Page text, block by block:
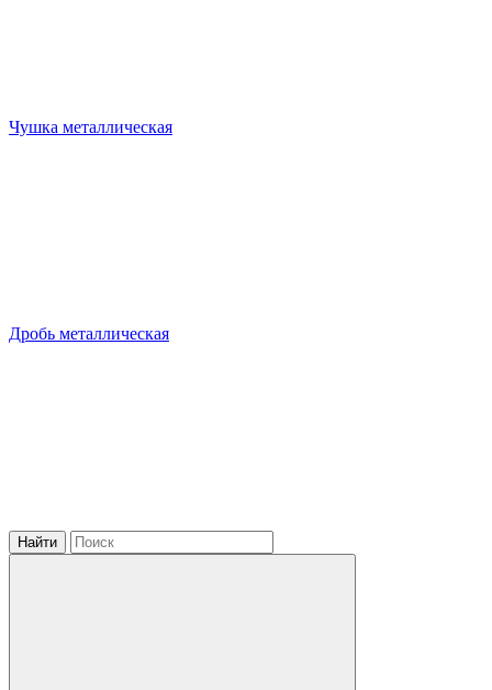
Чушка металлическая
Дробь металлическая
Найти